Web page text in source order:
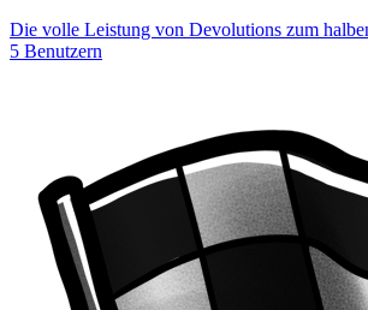
Die volle Leistung von Devolutions zum
5 Benutzern